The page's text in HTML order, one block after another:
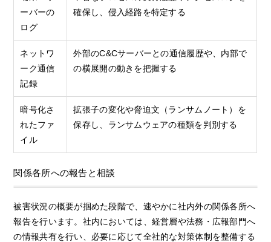
ーバーの
ログ
確保し、侵入経路を特定する
ネットワ
ーク通信
記録
外部のC&Cサーバーとの通信履歴や、内部で
の横展開の動きを把握する
暗号化さ
れたファ
イル
拡張子の変化や脅迫文（ランサムノート）を
保存し、ランサムウェアの種類を判別する
関係各所への報告と相談
被害状況の概要が掴めた段階で、速やかに社内外の関係各所へ
報告を行います。社内においては、経営層や法務・広報部門へ
の情報共有を行い、必要に応じて全社的な対策体制を整備する